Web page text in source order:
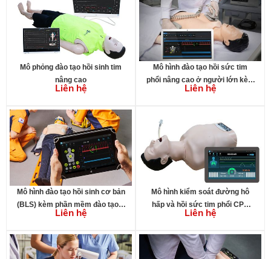
Mô phỏng đào tạo hồi sinh tim
nâng cao
Liên hệ
Mô hình đào tạo hồi sức tim
phổi nâng cao ở người lớn kèm
phần mềm đào tạo – đánh giá
Liên hệ
Mô hình đào tạo hồi sinh cơ bản
(BLS) kèm phần mềm đào tạo –
đánh giá trên máy tính bảng
Liên hệ
Mô hình kiểm soát đường hô
hấp và hồi sức tim phổi CPR
kèm phần mềm đào tạo – đánh
Liên hệ